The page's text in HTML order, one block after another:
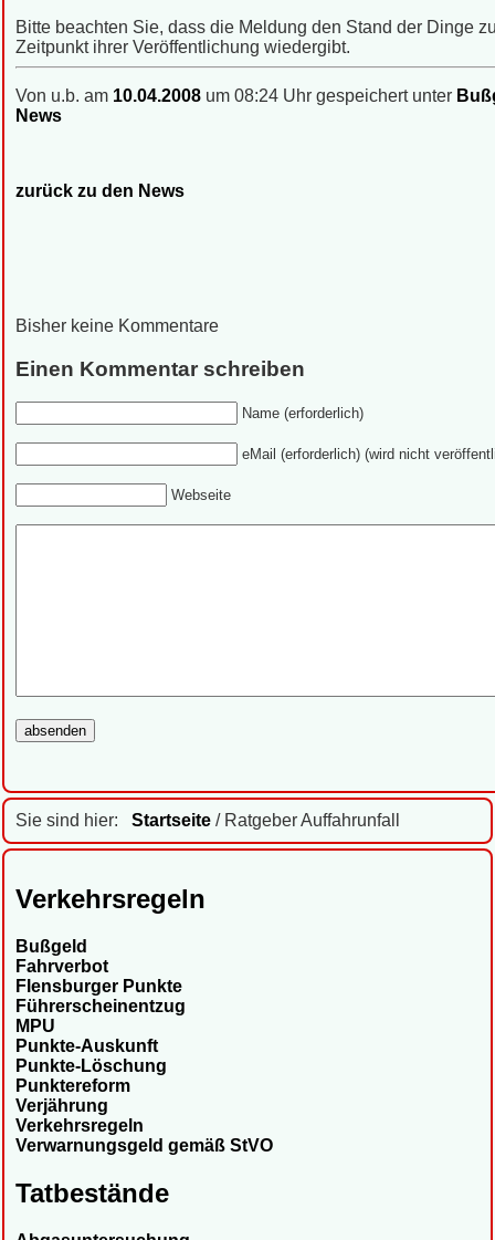
Sie sind hier: Startseite / Ratgeber Auffahrunfall
Verkehrsregeln
Bußgeld
Fahrverbot
Flensburger Punkte
Führerscheinentzug
MPU
Punkte-Auskunft
Punkte-Löschung
Punktereform
Verjährung
Verkehrsregeln
Verwarnungsgeld gemäß StVO
Tatbestände
Bitte beachten Sie, dass die Meldung den Stand der Dinge
Zeitpunkt ihrer Veröffentlichung wiedergibt.
Von u.b. am 10.04.2008 um 08:24 Uhr gespeichert unter
News
zurück zu den News
Bisher keine Kommentare
Einen Kommentar schreiben
Name (erforderlich)
eMail (erforderlich) (wird nicht
Webseite